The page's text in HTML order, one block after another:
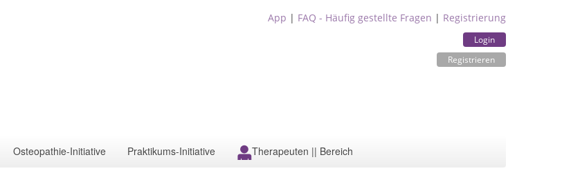
App | FAQ - Häufig gestellte Fragen | Registrierung
Login
Registrieren
Osteopathie-Initiative Praktikums-Initiative Therapeuten || Bereich